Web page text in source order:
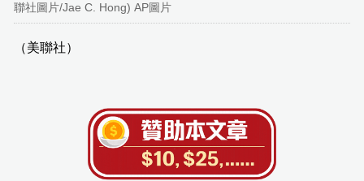
聯社圖片/Jae C. Hong) AP圖片
（美聯社）